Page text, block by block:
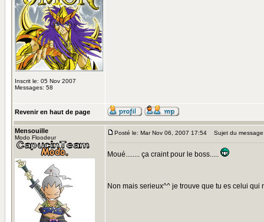
Inscrit le: 05 Nov 2007
Messages: 58
Revenir en haut de page
Mensouille
Modo Floodeur
Posté le: Mar Nov 06, 2007 17:54 Sujet du
Moué........ ça craint pour le boss.....
Non mais serieux^^ je trouve que tu es celui